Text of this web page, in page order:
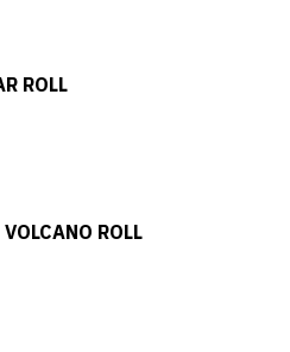
ROLL
ROLL